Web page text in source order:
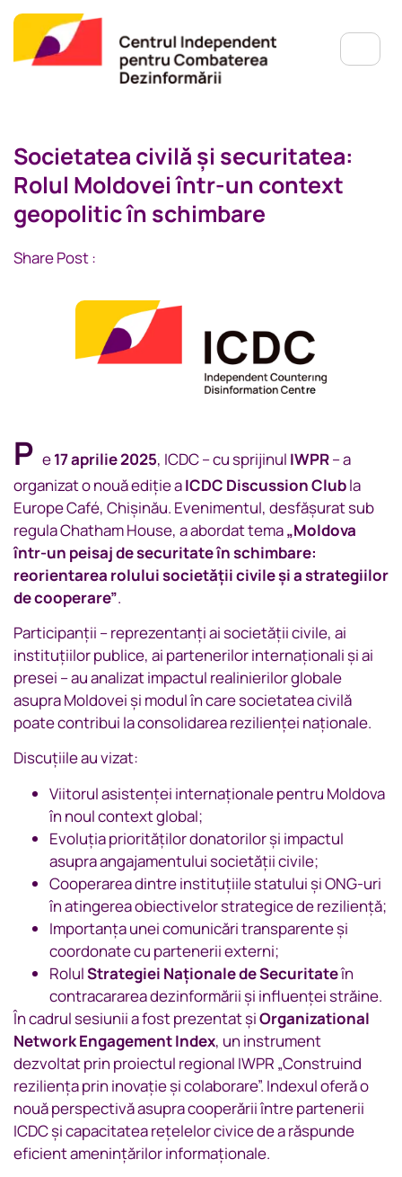
Societatea civilă și securitatea:
Rolul Moldovei într-un context
geopolitic în schimbare
Share Post :
P e17 aprilie 2025, ICDC – cu sprijinul IWPR– a
organizat o nouă ediție aICDC Discussion Clubla
Europe Café, Chișinău. Evenimentul, desfășurat sub
regula Chatham House, a abordat tema„Moldova
într-un peisaj de securitate în schimbare:
reorientarea rolului societății civile și a strategiilor
de cooperare”.
Participanții – reprezentanți ai societății civile, ai
instituțiilor publice, ai partenerilor internaționali și ai
presei – au analizat impactul realinierilor globale
asupra Moldovei și modul în care societatea civilă
poate contribui la consolidarea rezilienței naționale.
Discuțiile au vizat:
Viitorul asistenței internaționale pentru Moldova
în noul context global;
Evoluția priorităților donatorilor și impactul
asupra angajamentului societății civile;
Cooperarea dintre instituțiile statului și ONG-uri
în atingerea obiectivelor strategice de reziliență;
Importanța unei comunicări transparente și
coordonate cu partenerii externi;
RolulStrategiei Naționale de Securitateîn
contracararea dezinformării și influenței străine.
În cadrul sesiunii a fost prezentat șiOrganizational
Network Engagement Index, un instrument
dezvoltat prin proiectul regional IWPR „Construind
reziliența prin inovație și colaborare”. Indexul oferă o
nouă perspectivă asupra cooperării între partenerii
ICDC și capacitatea rețelelor civice de a răspunde
eficient amenințărilor informaționale.